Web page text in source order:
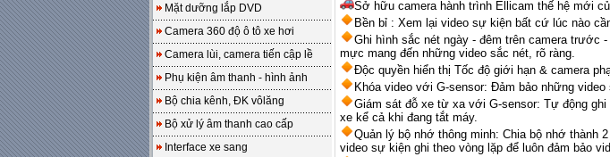
Mặt dưỡng lắp DVD
Camera 360 độ ô tô xe hơi
Camera lùi, camera tiến cập lề
Phụ kiện âm thanh - hình ảnh
Bộ chia kênh, ĐK vôlăng
Bộ xử lý âm thanh cao cấp
Interface xe sang
Sở hữu camera hành trình Ellicam thế hệ mới
Bền bỉ : Xem lại video sự kiện bất cứ lúc nào
Ghi hình sắc nét ngày - đêm trên camera trước
mực mang đến những video sắc nét, rõ ràng.
Độc quyền hiển thị Tốc độ giới hạn & camera
Khóa video với G-sensor: Đảm bảo những
Giám sát đỗ xe từ xa với G-sensor: Tự động
xe kể cả khi đang tắt máy.
Quản lý bộ nhớ thông minh: Chia bộ nhớ thành
video sự kiện ghi theo vòng lặp để luôn đảm bảo